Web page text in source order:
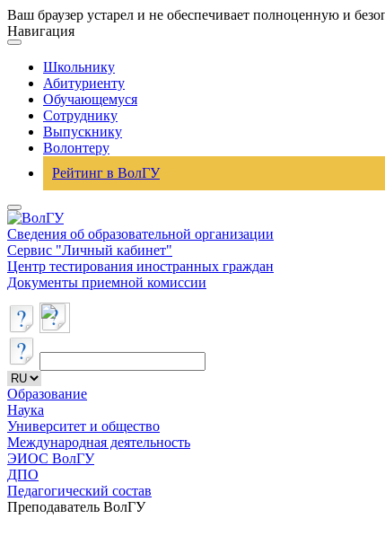
Ваш браузер устарел и не обеспечивает полноценную и
Навигация
Школьнику
Абитуриенту
Обучающемуся
Сотруднику
Выпускнику
Волонтеру
Рейтинг в ВолГУ
Сведения об образовательной организации
Сервис "Личный кабинет"
Центр тестирования иностранных граждан
Документы приемной комиссии
Образование
Наука
Университет и общество
Международная деятельность
ЭИОС ВолГУ
ДПО
Педагогический состав
Преподаватель ВолГУ